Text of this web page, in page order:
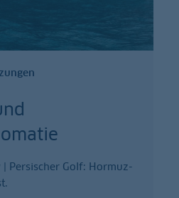
Persischer Golf: Hormuz-